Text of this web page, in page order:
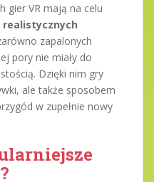
gier VR mają na celu
realistycznych
zapalonych
pory nie miały do
Dzięki nim gry
ale także sposobem
w zupełnie nowy